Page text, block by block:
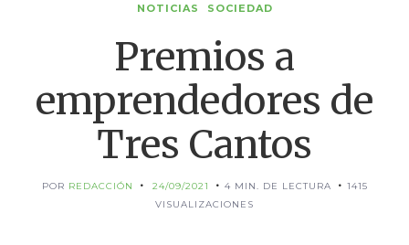
NOTICIAS SOCIEDAD
Premios a
emprendedores de
Tres Cantos
POR REDACCIÓN 24/09/2021 4 MIN. DE LECTURA
1415
VISUALIZACIONES